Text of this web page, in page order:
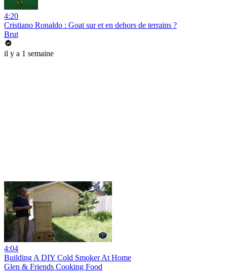
4:20
Cristiano Ronaldo : Goat sur et en dehors de terrains ?
Brut
il y a 1 semaine
4:04
Building A DIY Cold Smoker At Home
Glen & Friends Cooking Food